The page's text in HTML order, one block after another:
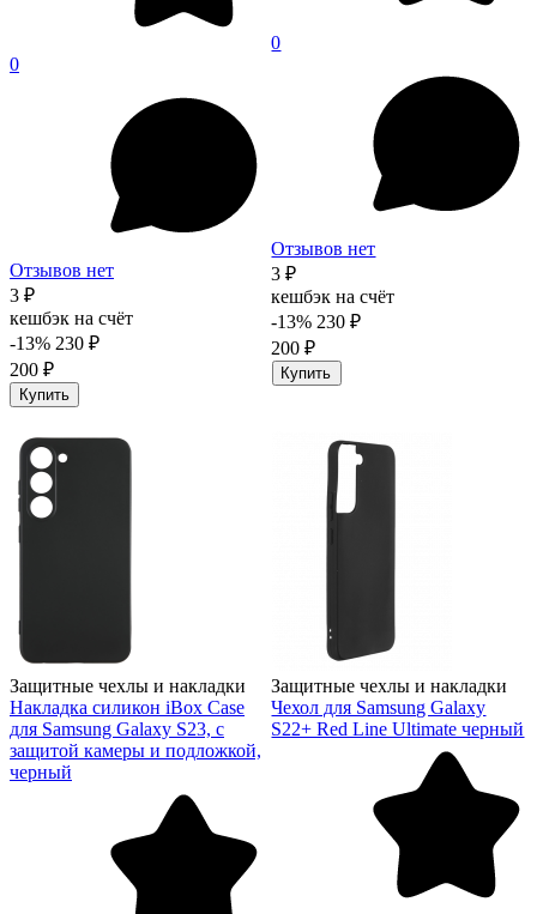
0
Отзывов нет
3 ₽
кешбэк на счёт
-13% 230 ₽
200 ₽
Купить
0
Отзывов нет
3 ₽
кешбэк на счёт
-13% 230 ₽
200 ₽
Купить
Защитные чехлы и накладки
Накладка силикон iBox Case
для Samsung Galaxy S23, с
защитой камеры и подложкой,
черный
Защитные чехлы и накладки
Чехол для Samsung Galaxy
S22+ Red Line Ultimate черный